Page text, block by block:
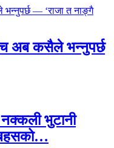
अब कसैले भन्नुपर्छ
भुटानी
बहसको…